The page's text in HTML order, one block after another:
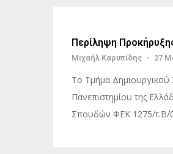
Περίληψη
Μιχαήλ Καρυπίδης - 27
Το Τμήμα
Πανεπιστημίου της
Σπουδών ΦΕΚ 1275/τ.Β΄/